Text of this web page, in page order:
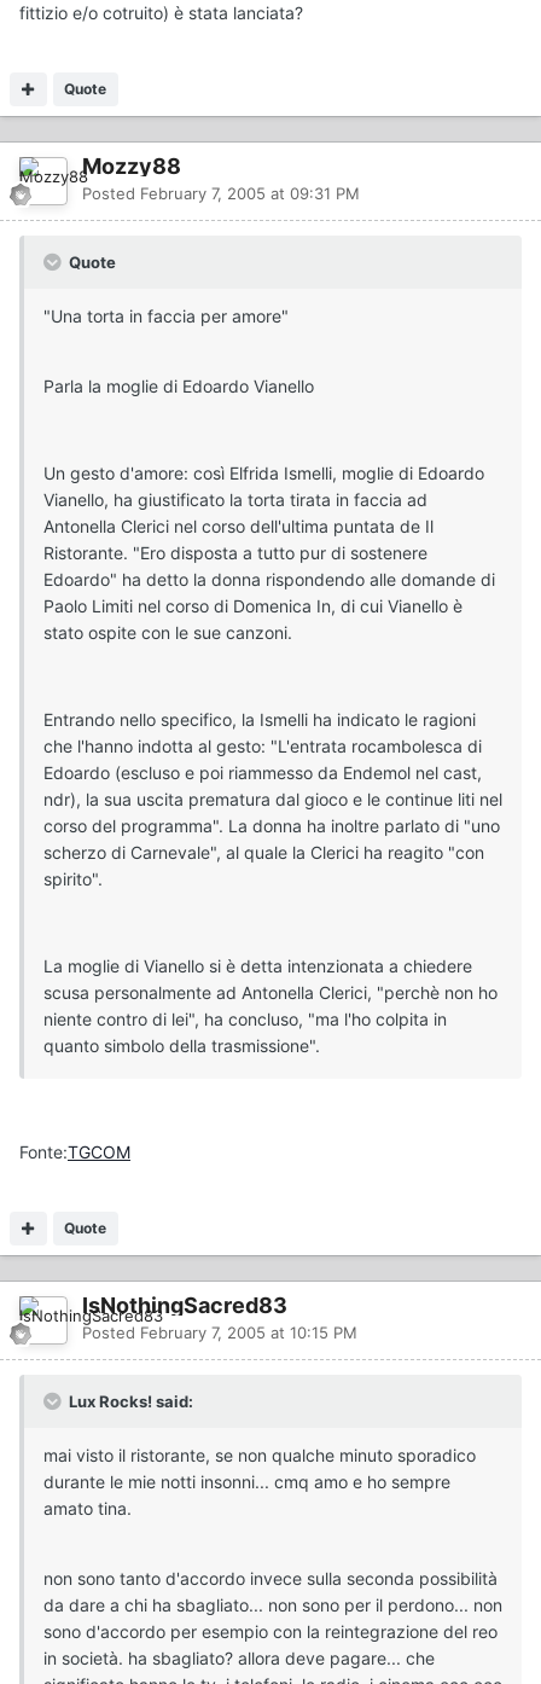
fittizio e/o cotruito) è stata lanciata?
Quote
Mozzy88
Posted February 7, 2005 at 09:31 PM
Quote
"Una torta in faccia per amore"
Parla la moglie di Edoardo Vianello
Un gesto d'amore: così Elfrida Ismelli, moglie di Edoardo
Vianello, ha giustificato la torta tirata in faccia ad
Antonella Clerici nel corso dell'ultima puntata de Il
Ristorante. "Ero disposta a tutto pur di sostenere
Edoardo" ha detto la donna rispondendo alle domande di
Paolo Limiti nel corso di Domenica In, di cui Vianello è
stato ospite con le sue canzoni.
Entrando nello specifico, la Ismelli ha indicato le ragioni
che l'hanno indotta al gesto: "L'entrata rocambolesca di
Edoardo (escluso e poi riammesso da Endemol nel cast,
ndr), la sua uscita prematura dal gioco e le continue liti nel
corso del programma". La donna ha inoltre parlato di "uno
scherzo di Carnevale", al quale la Clerici ha reagito "con
spirito".
La moglie di Vianello si è detta intenzionata a chiedere
scusa personalmente ad Antonella Clerici, "perchè non ho
niente contro di lei", ha concluso, "ma l'ho colpita in
quanto simbolo della trasmissione".
Fonte:TGCOM
Quote
IsNothingSacred83
Posted February 7, 2005 at 10:15 PM
Lux Rocks! said:
mai visto il ristorante, se non qualche minuto sporadico
durante le mie notti insonni... cmq amo e ho sempre
amato tina.
non sono tanto d'accordo invece sulla seconda possibilità
da dare a chi ha sbagliato... non sono per il perdono... non
sono d'accordo per esempio con la reintegrazione del reo
in società. ha sbagliato? allora deve pagare... che